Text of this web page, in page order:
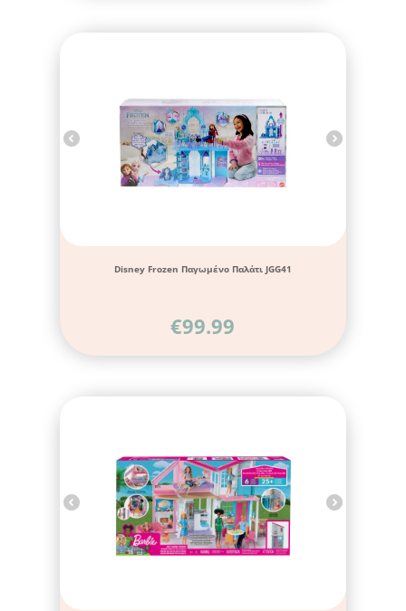
Disney Frozen Παγωμένο Παλάτι JGG41
€99.99